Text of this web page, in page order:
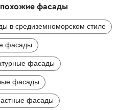
фасады
в средиземноморском стиле
фасады
фасады
фасады
фасады